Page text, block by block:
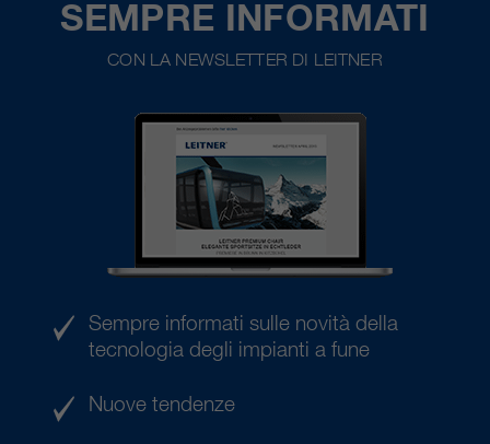
SEMPRE INFORMATI
CON LA NEWSLETTER DI LEITNER
Sempre informati sulle novità della
tecnologia degli impianti a fune
Nuove tendenze